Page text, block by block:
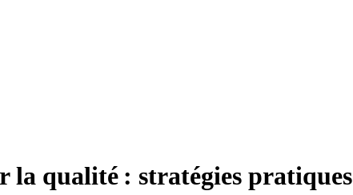
la qualité : stratégies pratiques